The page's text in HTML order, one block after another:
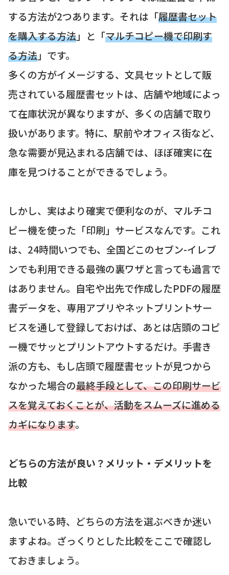
する方法が2つあります。それは「履歴書セット
を購入する方法」と「マルチコピー機で印刷す
る方法」です。
多くの方がイメージする、文具セットとして販
売されている履歴書セットは、店舗や地域によっ
て在庫状況が異なりますが、多くの店舗で取り
扱いがあります。特に、駅前やオフィス街など、
急な需要が見込まれる店舗では、ほぼ確実に在
庫を見つけることができるでしょう。
しかし、実はより確実で便利なのが、マルチコ
ピー機を使った「印刷」サービスなんです。これ
は、24時間いつでも、全国どこのセブン-イレブ
ンでも利用できる最強の裏ワザと言っても過言で
はありません。自宅や出先で作成したPDFの履歴
書データを、専用アプリやネットプリントサー
ビスを通して登録しておけば、あとは店頭のコピ
ー機でサッとプリントアウトするだけ。手書き
派の方も、もし店頭で履歴書セットが見つから
なかった場合の最終手段として、この印刷サービ
スを覚えておくことが、活動をスムーズに進める
カギになります。
どちらの方法が良い？メリット・デメリットを
比較
急いでいる時、どちらの方法を選ぶべきか迷い
ますよね。ざっくりとした比較をここで確認し
ておきましょう。